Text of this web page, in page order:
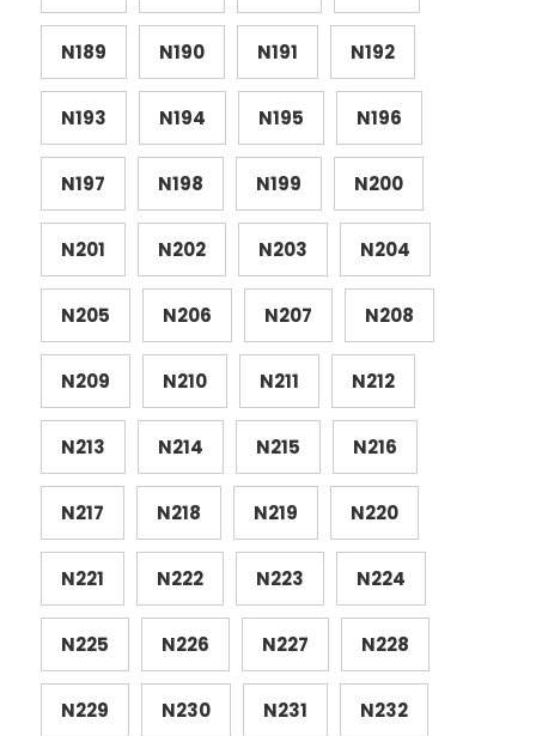
N189 N190 N191 N192
N193 N194 N195 N196
N197 N198 N199 N200
N201 N202 N203 N204
N205 N206 N207 N208
N209 N210 N211 N212
N213 N214 N215 N216
N217 N218 N219 N220
N221 N222 N223 N224
N225 N226 N227 N228
N229 N230 N231 N232